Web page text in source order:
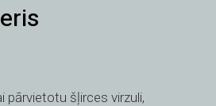
pārvietotu šļirces virzuli,